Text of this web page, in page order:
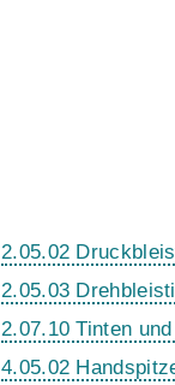
2.05.02
2.05.03
2.07.10 Tinten
4.05.02